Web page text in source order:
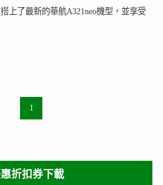
上了最新的華航A321neo機型，並享受
1
折扣券下載